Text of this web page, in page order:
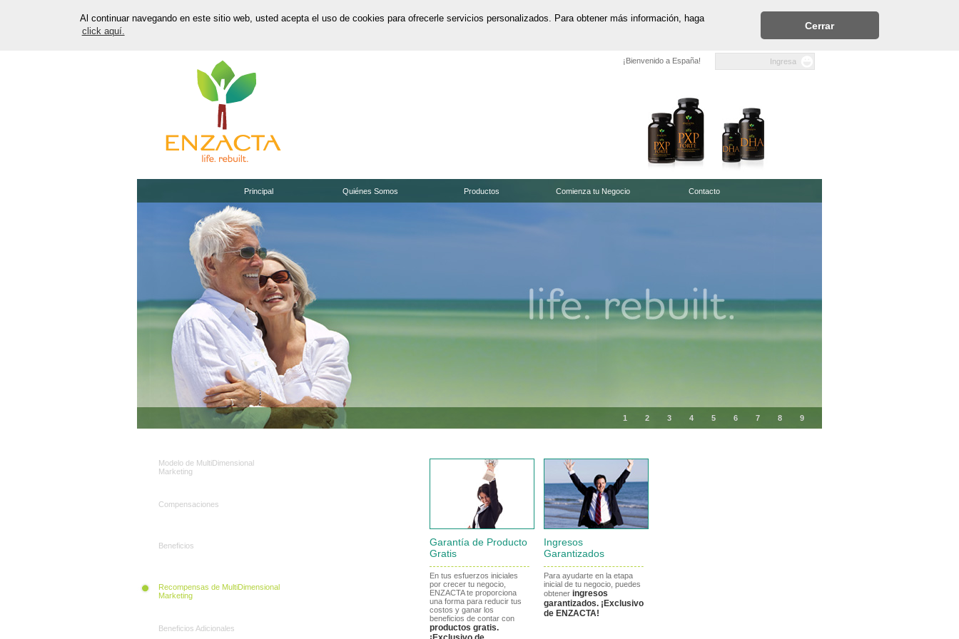
Al continuar navegando en este sitio web, usted acepta el uso de cookies para ofrecerle servicios personalizados. Para obtener más información, haga
click aquí.
Cerrar
Ingresa
¡Bienvenido a España!
1 2 3 4 5 6 7 8 9
Principal Quiénes Somos Productos Comienza tu Negocio Contacto
Modelo de MultiDimensional
Marketing
Compensaciones
Beneficios
Recompensas de MultiDimensional
Marketing
Beneficios Adicionales
Garantía de Producto
Gratis
En tus esfuerzos iniciales
por crecer tu negocio,
ENZACTA te proporciona
una forma para reducir tus
costos y ganar los
beneficios de contar con
productos gratis.
Ingresos
Garantizados
Para ayudarte en la etapa
inicial de tu negocio, puedes
obtener ingresos
garantizados. ¡Exclusivo
de ENZACTA!